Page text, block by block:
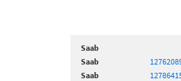
Saab
Saab
Saab